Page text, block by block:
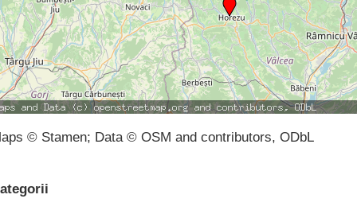
© Stamen; Data © OSM and contributors, ODbL